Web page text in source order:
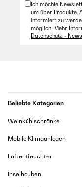
Ich möchte
um über Produkte,
informiert zu
möglich. Mehr
Datenschutz -
Beliebte Kategorien
Weinkühlschränke
Mobile Klimaanlagen
Luftentfeuchter
Inselhauben